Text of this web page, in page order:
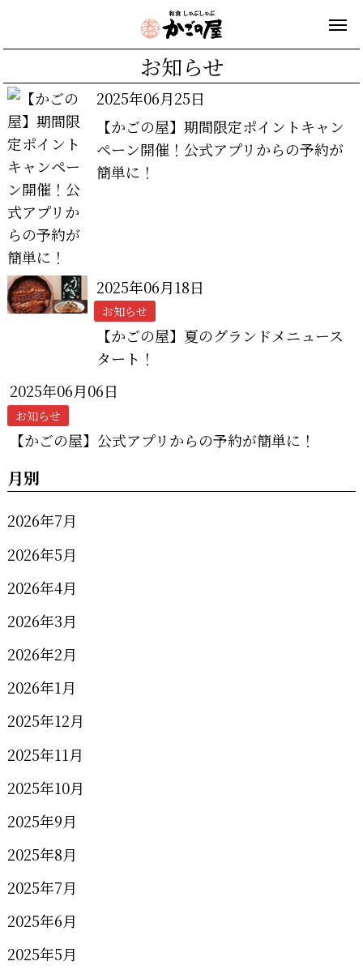
お知らせ
2025年06月25日
【かごの屋】期間限定ポイントキャン
ペーン開催！公式アプリからの予約が
簡単に！
2025年06月18日
お知らせ
【かごの屋】夏のグランドメニュース
タート！
2025年06月06日
お知らせ
【かごの屋】公式アプリからの予約が簡単に！
月別
2026年7月
2026年5月
2026年4月
2026年3月
2026年2月
2026年1月
2025年12月
2025年11月
2025年10月
2025年9月
2025年8月
2025年7月
2025年6月
2025年5月